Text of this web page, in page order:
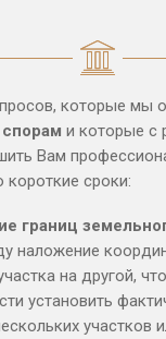
которые мы
и которые с
Вам
короткие сроки:
границ
наложение
на другой,
установить
участков